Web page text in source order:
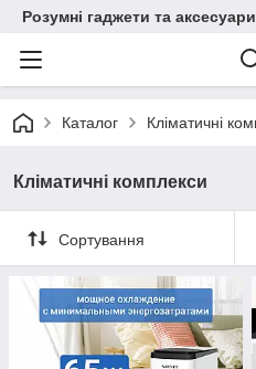
Розумні гаджети та
Каталог Кліматичні
Кліматичні комплекси
Сортування